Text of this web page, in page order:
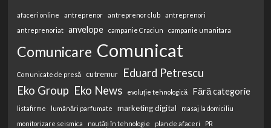
afaceri online antreprenor antreprenor club
antreprenori
antreprenoriat
anvelope campanie Craciun campanie umanitara
Comunicare Comunicat
Comunicate de presă cutremur
Eduard Petrescu
Eko Group Eko News evoluție tehnologică Fără categorie
listafirme lumânări parfumate marketing digital
masaj la domiciliu
monitorizare seismica
noutăți în tehnologie plan de afaceri
PR